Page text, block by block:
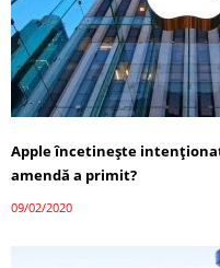
Apple încetinește
amendă a primit?
09/02/2020